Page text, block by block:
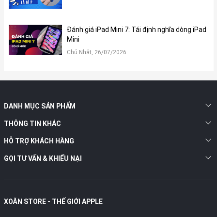
cách tự nhiên và chuyên nghiệp hơn.
4. Hiệu năng:
Đánh giá iPad Mini 7: Tái định nghĩa dòng iPad
Mini
Chủ Nhật, 26/07/2026
DANH MỤC SẢN PHẨM
THÔNG TIN KHÁC
HỖ TRỢ KHÁCH HÀNG
GỌI TƯ VẤN & KHIẾU NẠI
XOĂN STORE - THẾ GIỚI APPLE